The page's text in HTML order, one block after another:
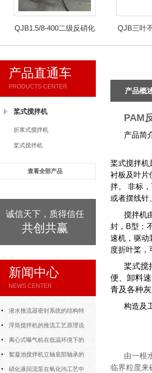
QJB1.5/8-400二级反硝化
QJB三叶
产品直通车
PRODUCTS CENTER
桨式搅拌机
折浆式搅拌机
桨式搅拌机
查看全部产品
诚信天下，质得信任
共创共赢
新闻中心
NEWS CENTER
潜水推流器密封系统的结构特
点与渗漏故障处理
浮筒搅拌机的推流工艺原理说
明 离心式曝气机在低温环境下的
运行特性与防冻措施
絮凝池搅拌机立轴底部轴承的
密封防水与免维护设计
硝化液回流泵在氧化沟工艺中
产品概
PAM
产品简
桨式搅拌机
衬板及叶片
拌。 非标
或者摆线针
搅拌机
封，B型：
速机，驱动
度折叶桨
桨式搅
便、卸料
青及各种
构造及
由一根
临界粒度来